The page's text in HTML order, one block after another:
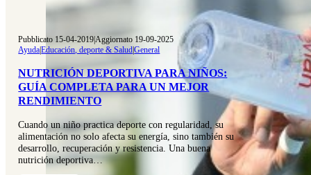
Pubblicato 15-04-2019|Aggiornato 19-09-2025
Ayuda|Educación, deporte & Salud|General
NUTRICIÓN DEPORTIVA PARA NIÑOS:
GUÍA COMPLETA PARA UN MEJOR
RENDIMIENTO
Cuando un niño practica deporte con regularidad, su
alimentación no solo afecta su energía, sino también su
desarrollo, recuperación y resistencia. Una buena
nutrición deportiva…